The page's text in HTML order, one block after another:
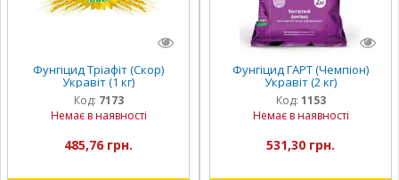
Фунгіцид Тріафіт (Скор)
Укравіт (1 кг)
Код: 7173
Немає в наявності
485,76 грн.
Фунгіцид ГАРТ (Чемпіон)
Укравіт (2 кг)
Код: 1153
Немає в наявності
531,30 грн.